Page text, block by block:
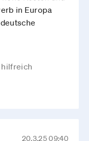
in Europa
20.3.25 09:40